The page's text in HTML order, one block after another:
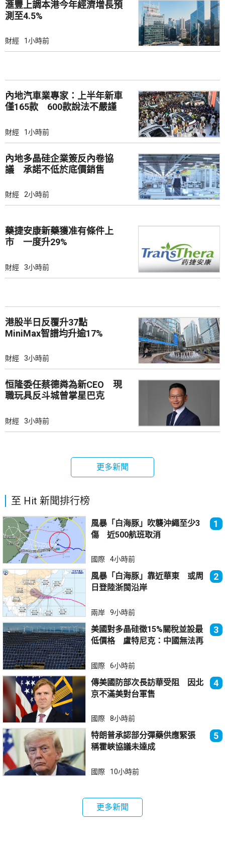
滙豐上調本港今年經濟增長預
測至4.5%
財經 1小時前
內地汽車業專家：上半年新車
僅165款 600款說法不嚴謹
財經 1小時前
內地多晶硅企業簽反內卷協
議 承諾不低於底價銷售
財經 2小時前
藥捷安康新藥獲准有條件上
市 一度升29%
財經 3小時前
港股半日反覆升37點
MiniMax智譜均升逾17%
財經 3小時前
恒隆委任蔡德粦為新CEO 現
職玩具反斗城曾掌星巴克
財經 3小時前
更多新聞
至 Hit 新聞排行榜
風暴「白海豚」吹襲沖繩至少3
傷 近500航班取消
1
國際 4小時前
風暴「白海豚」靠近華東 或周
日登陸浙閩沿岸
2
兩岸 9小時前
美國對多晶硅徵15%關稅並設最
低價格 盧特尼克：中國無法再
3
國際 6小時前
傳美國防部次長訪華受阻 因北
京不滿美對台軍售
4
國際 8小時前
特朗普承認部分彈藥供應緊張
稱霍峽協議未達成
5
國際 10小時前
更多新聞